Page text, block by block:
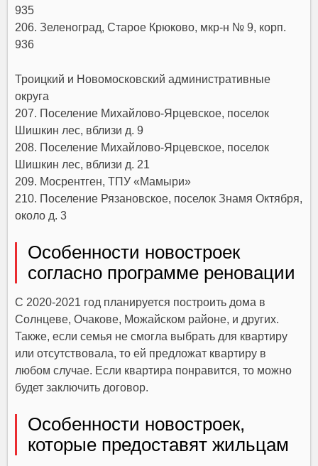
935
206. Зеленоград, Старое Крюково, мкр-н № 9, корп.
936
Троицкий и Новомосковский административные
округа
207. Поселение Михайлово-Ярцевское, поселок
Шишкин лес, вблизи д. 9
208. Поселение Михайлово-Ярцевское, поселок
Шишкин лес, вблизи д. 21
209. Мосрентген, ТПУ «Мамыри»
210. Поселение Рязановское, поселок Знамя Октября,
около д. 3
Особенности новостроек
согласно программе реновации
С 2020-2021 год планируется построить дома в
Солнцеве, Очакове, Можайском районе, и других.
Также, если семья не смогла выбрать для квартиру
или отсутствовала, то ей предложат квартиру в
любом случае. Если квартира понравится, то можно
будет заключить договор.
Особенности новостроек,
которые предоставят жильцам